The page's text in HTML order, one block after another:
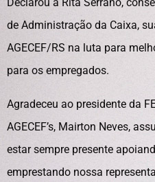
de Administração da Caixa,
AGECEF/RS na luta para
para os empregados.
Agradeceu ao presidente da
AGECEF’s, Mairton Neves,
estar sempre presente
emprestando nossa